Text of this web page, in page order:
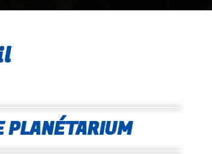
PLANÉTARIUM